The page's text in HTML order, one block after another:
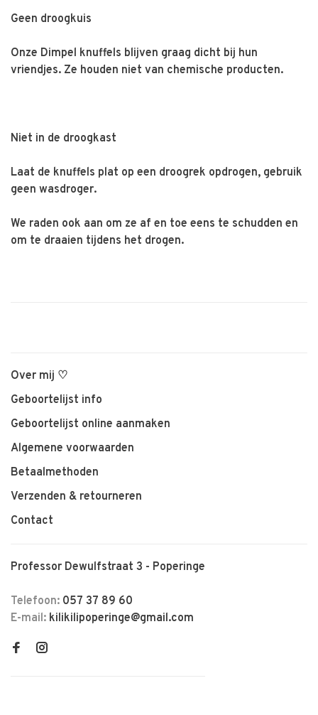
Geen droogkuis
Onze Dimpel knuffels blijven graag dicht bij hun
vriendjes. Ze houden niet van chemische producten.
Niet in de droogkast
Laat de knuffels plat op een droogrek opdrogen, gebruik
geen wasdroger.
We raden ook aan om ze af en toe eens te schudden en
om te draaien tijdens het drogen.
Over mij ♡
Geboortelijst info
Geboortelijst online aanmaken
Algemene voorwaarden
Betaalmethoden
Verzenden & retourneren
Contact
Professor Dewulfstraat 3 - Poperinge
Telefoon: 057 37 89 60
E-mail: kilikilipoperinge@gmail.com